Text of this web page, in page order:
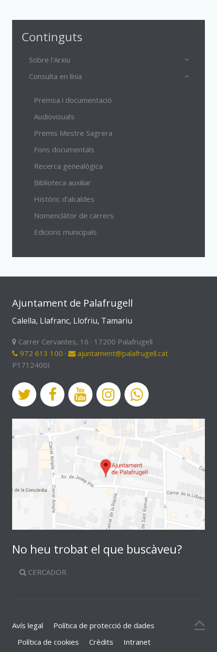
Continguts
Sobre l'Arxiu
Consulta en línia
Premsa i documentació
Audiovisuals
Premis Mestre Sagrera
Fons documentals
Recerca genealògica
Biblioteca auxiliar
Històric d'alcaldes
Nomenclàtor de carrers
Edicions municipals
Ajuntament de Palafrugell
Calella, Llafranc, Llofriu, Tamariu
Carrer Cervantes, 16 · 17200 Palafrugell
972 613 100 ·
ajuntament@palafrugell.cat
P1712400I
No heu trobat el que buscàveu?
CERCADOR
Avís legal
Política de protecció de dades
Política de cookies
Crèdits Intranet